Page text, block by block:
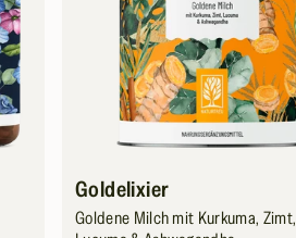
Goldelixier
Goldene Milch mit Kurkuma, Zimt,